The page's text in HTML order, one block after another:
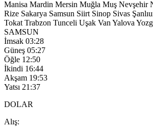
Manisa Mardin Mersin Muğla Muş Nevşehir
Rize Sakarya Samsun Siirt Sinop Sivas
Tokat Trabzon Tunceli Uşak Van Yalova
SAMSUN
İmsak 03:28
Güneş 05:27
Öğle 12:50
İkindi 16:44
Akşam 19:53
Yatsı 21:37
DOLAR
Alış: